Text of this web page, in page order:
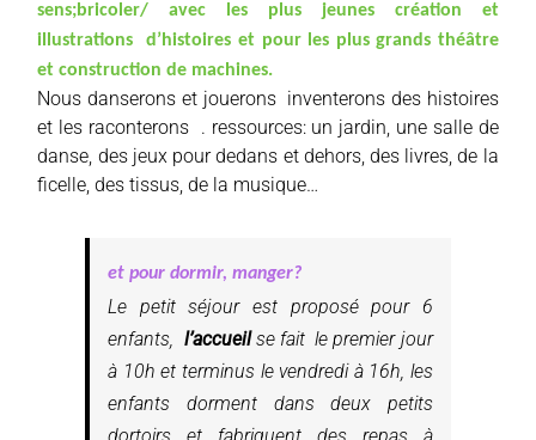
sens;bricoler/ avec les plus jeunes création et
illustrations d’histoires et pour les plus grands théâtre
et construction de machines.
Nous danserons et jouerons inventerons des histoires
et les raconterons . ressources: un jardin, une salle de
danse, des jeux pour dedans et dehors, des livres, de la
ficelle, des tissus, de la musique…
et pour dormir, manger?
Le petit séjour est proposé pour 6
enfants, l’accueilse fait le premier jour
à 10h et terminus le vendredi à 16h, les
enfants dorment dans deux petits